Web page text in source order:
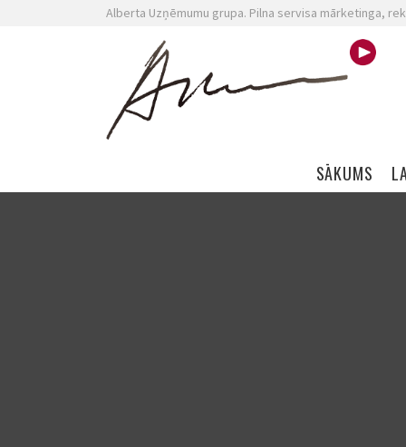
Alberta Uzņēmumu grupa. Pilna servisa mārketinga,
Skip navigation
SĀKUMS